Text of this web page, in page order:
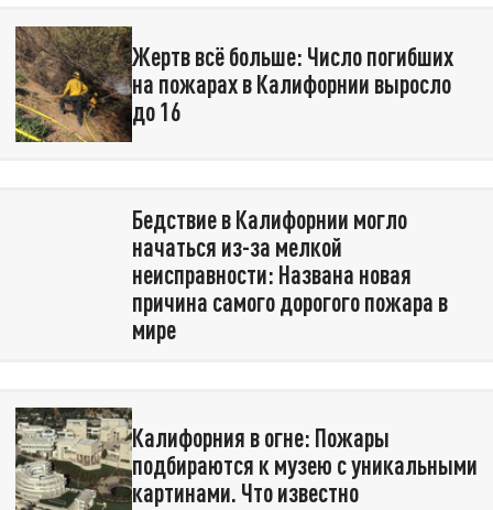
Жертв всё больше: Число погибших
на пожарах в Калифорнии выросло
до 16
Бедствие в Калифорнии могло
начаться из-за мелкой
неисправности: Названа новая
причина самого дорогого пожара в
мире
Калифорния в огне: Пожары
подбираются к музею с уникальными
картинами. Что известно